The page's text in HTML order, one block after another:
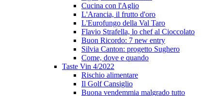
Cucina con l'Aglio
L'Arancia, il frutto d'oro
L'Eurofungo della Val Taro
Flavio Strafella, lo chef al Cioccolato
Buon Ricordo: 7 new entry
Silvia Canton: progetto Sughero
Come, dove e quando
Taste Vin 4/2022
Rischio alimentare
Il Golf Cansiglio
Buona vendemmia malgrado tutto